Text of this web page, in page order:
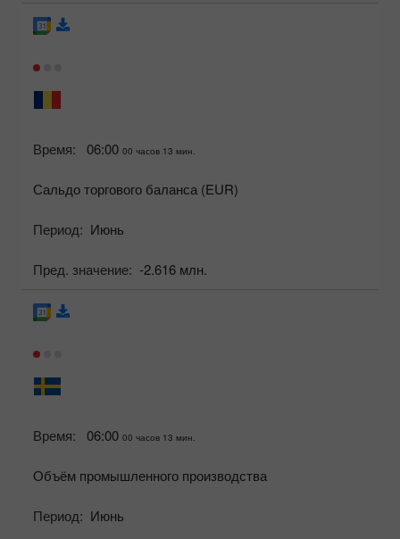
Время: 06:00 00 часов 13 мин.
Сальдо торгового баланса (EUR)
Период: Июнь
Пред. значение: -2.616 млн.
Время: 06:00 00 часов 13 мин.
Объём промышленного производства
Период: Июнь